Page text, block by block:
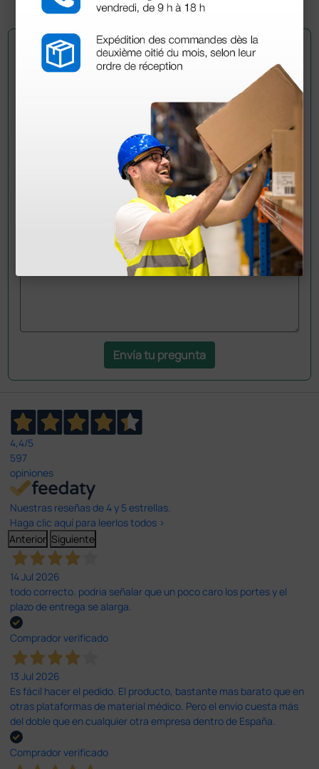
Pregúntale a un colega
¿Todavía tienes alguna duda? ¿Necesitas más
Envía ahora mismo tu pregunta a los colegas que ya
han adquirido este producto.
Envía tu pregunta
4,4/5
597
opiniones
Nuestras reseñas de 4 y 5 estrellas.
Haga clic aquí para leerlos todos >
Anterior Siguiente
14 Jul 2026
todo correcto. podria señalar que un poco caro los portes y el
plazo de entrega se alarga.
Comprador verificado
13 Jul 2026
Es fácil hacer el pedido. El producto, bastante mas barato que en
otras plataformas de material médico. Pero el envío cuesta más
del doble que en cualquier otra empresa dentro de España.
Comprador verificado